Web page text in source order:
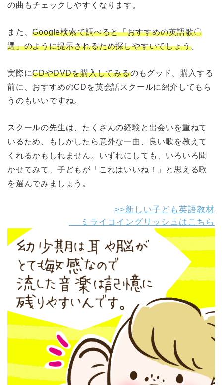
の曲もチェックしやすくなります。
また、Google検索で調べると「おすすめの英語歌〇
選」のように提示されるため探しやすいでしょう。
実際にCDやDVDを購入してみるのもグッド。購入する
前に、おすすめのCDを英会話スクールに紹介してもら
うのもいいですね。
スクールの先生は、たくさんの経験と出会いを重ねて
いるため、もしかしたら意外な一曲、良い歌を教えて
くれるかもしれません。いずれにしても、いろいろ聞
かせてみて、子どもが「これはいいね！」と思える歌
を選んでみましょう。
>>新しい子ども英語教材
ミライコイングリッシュはこちら